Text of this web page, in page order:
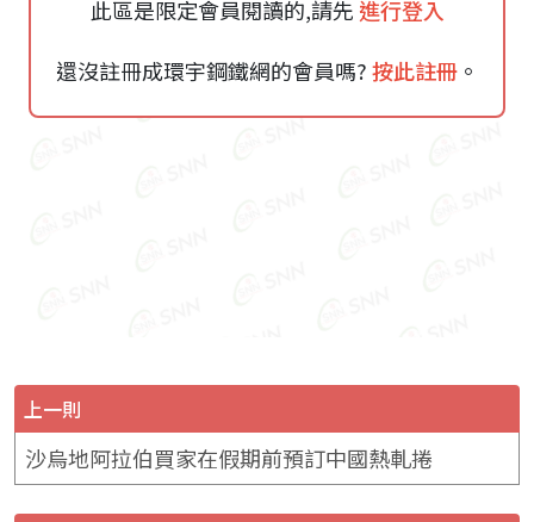
此區是限定會員閱讀的,請先 進行登入
還沒註冊成環宇鋼鐵網的會員嗎?按此註冊。
上一則
沙烏地阿拉伯買家在假期前預訂中國熱軋捲